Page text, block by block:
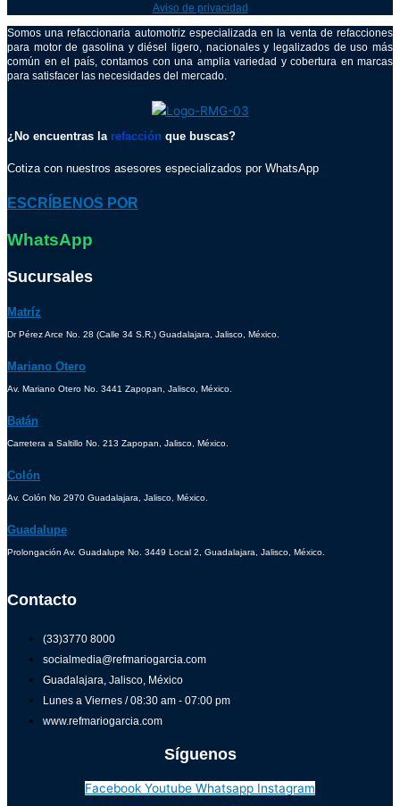
Aviso de privacidad
Somos una refaccionaria automotriz especializada en la venta de refacciones
para motor de gasolina y diésel ligero, nacionales y legalizados de uso más
común en el país, contamos con una amplia variedad y cobertura en marcas
para satisfacer las necesidades del mercado.
¿No encuentras la refacción que buscas?
Cotiza con nuestros asesores especializados por WhatsApp
ESCRÍBENOS POR
WhatsApp
Sucursales
Matríz
Dr Pérez Arce No. 28 (Calle 34 S.R.) Guadalajara, Jalisco, México.
Mariano Otero
Av. Mariano Otero No. 3441 Zapopan, Jalisco, México.
Batán
Carretera a Saltillo No. 213 Zapopan, Jalisco, México.
Colón
Av. Colón No 2970 Guadalajara, Jalisco, México.
Guadalupe
Prolongación Av. Guadalupe No. 3449 Local 2, Guadalajara, Jalisco, México.
Contacto
(33)3770 8000
socialmedia@refmariogarcia.com
Guadalajara, Jalisco, México
Lunes a Viernes / 08:30 am - 07:00 pm
www.refmariogarcia.com
Síguenos
Facebook Youtube Whatsapp Instagram